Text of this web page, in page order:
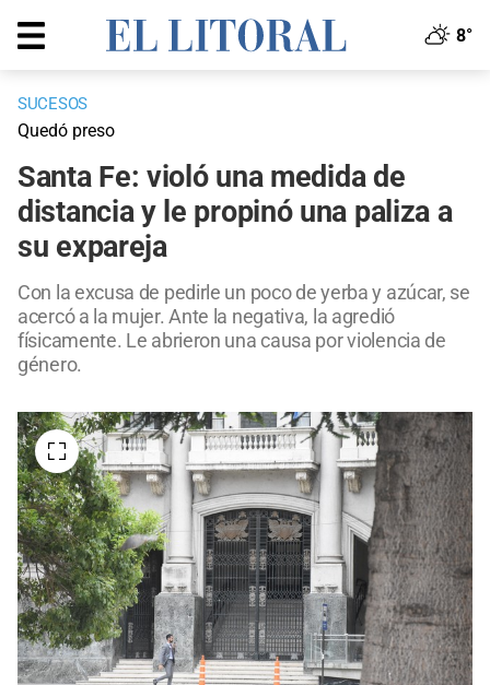
8°
SUCESOS
Quedó preso
Santa Fe: violó una medida de
distancia y le propinó una paliza a
su expareja
Con la excusa de pedirle un poco de yerba y azúcar, se
acercó a la mujer. Ante la negativa, la agredió
físicamente. Le abrieron una causa por violencia de
género.